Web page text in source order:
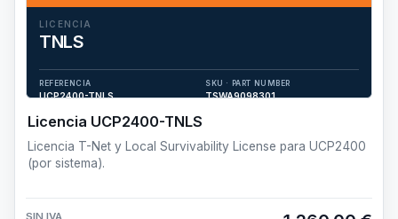
LICENCIA
TNLS
sistema).
REFERENCIA
UCP2400-TNLS
SKU · PART NUMBER
TSWA9098301
Licencia UCP2400-TNLS
Licencia T-Net y Local Survivability License para UCP2400
(por sistema).
SIN IVA